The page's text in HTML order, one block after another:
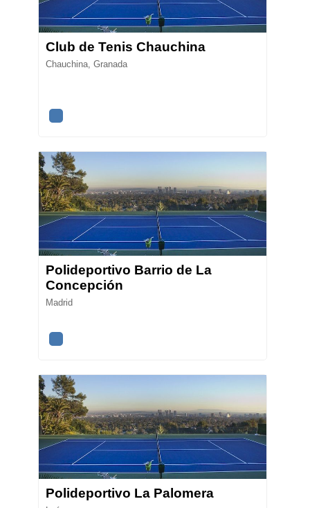
Club de Tenis Chauchina
Chauchina, Granada
Polideportivo Barrio de La
Concepción
Madrid
Polideportivo La Palomera